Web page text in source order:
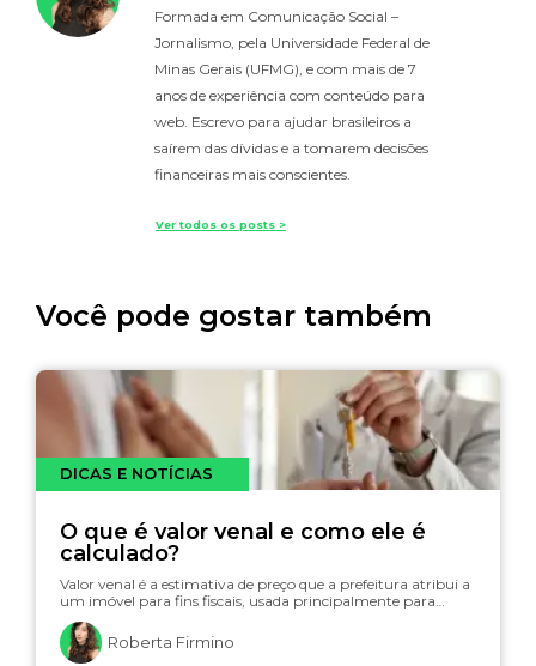
Formada em Comunicação Social –
Jornalismo, pela Universidade Federal de
Minas Gerais (UFMG), e com mais de 7
anos de experiência com conteúdo para
web. Escrevo para ajudar brasileiros a
saírem das dívidas e a tomarem decisões
financeiras mais conscientes.
Ver todos os posts >
Você pode gostar também
DICAS E NOTÍCIAS
O que é valor venal e como ele é
calculado?
Valor venal é a estimativa de preço que a prefeitura atribui a
um imóvel para fins fiscais, usada principalmente para…
Roberta Firmino